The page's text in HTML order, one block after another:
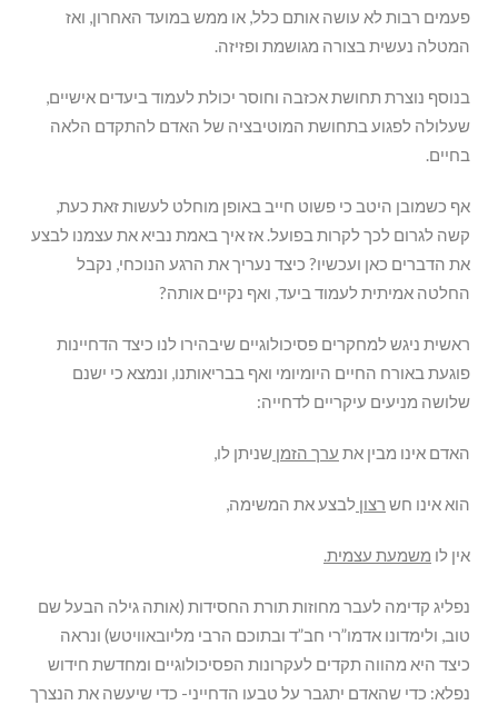
פעמים רבות לא עושה אותם כלל, או ממש במועד האחרון, ואז
המטלה נעשית בצורה מגושמת ופזיזה.
בנוסף נוצרת תחושת אכזבה וחוסר יכולת לעמוד ביעדים אישיים,
שעלולה לפגוע בתחושת המוטיבציה של האדם להתקדם הלאה
בחיים.
אף כשמובן היטב כי פשוט חייב באופן מוחלט לעשות זאת כעת,
קשה לגרום לכך לקרות בפועל. אז איך באמת נביא את עצמנו לבצע
את הדברים כאן ועכשיו? כיצד נעריך את הרגע הנוכחי, נקבל
החלטה אמיתית לעמוד ביעד, ואף נקיים אותה?
ראשית ניגש למחקרים פסיכולוגיים שיבהירו לנו כיצד הדחיינות
פוגעת באורח החיים היומיומי ואף בבריאותנו, ונמצא כי ישנם
שלושה מניעים עיקריים לדחייה:
האדם אינו מבין את ערך הזמן שניתן לו,
הוא אינו חש רצון לבצע את המשימה,
אין לו משמעת עצמית.
נפליג קדימה לעבר מחוזות תורת החסידות (אותה גילה הבעל שם
טוב, ולימדונו אדמו”רי חב”ד ובתוכם הרבי מליובאוויטש) ונראה
כיצד היא מהווה תקדים לעקרונות הפסיכולוגיים ומחדשת חידוש
נפלא: כדי שהאדם יתגבר על טבעו הדחייני- כדי שיעשה את הנצרך